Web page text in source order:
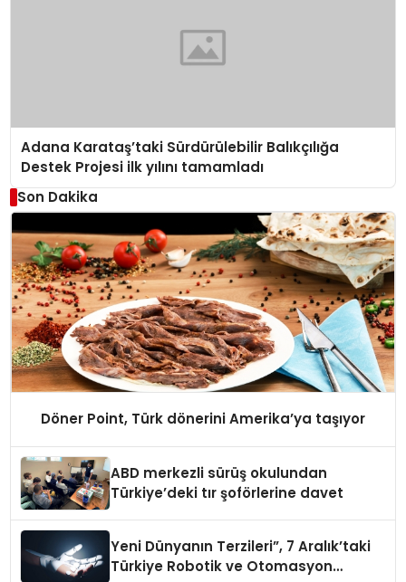
Adana Karataş’taki Sürdürülebilir Balıkçılığa
Destek Projesi ilk yılını tamamladı
Son Dakika
Döner Point, Türk dönerini Amerika’ya taşıyor
ABD merkezli sürüş okulundan
Türkiye’deki tır şoförlerine davet
Yeni Dünyanın Terzileri”, 7 Aralık’taki
Türkiye Robotik ve Otomasyon